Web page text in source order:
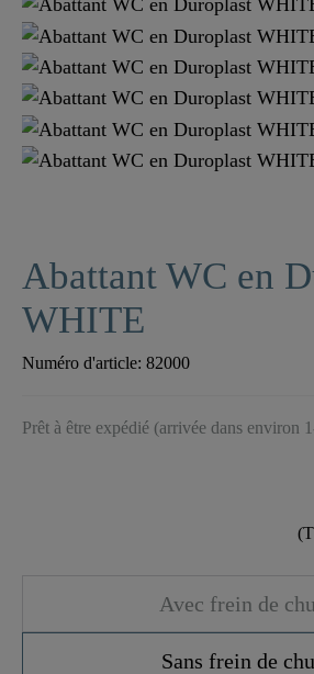
Abattant WC en
WHITE
Numéro d'article: 82000
Prêt à être expédié (arrivée dans environ
Avec frein de
Sans frein de